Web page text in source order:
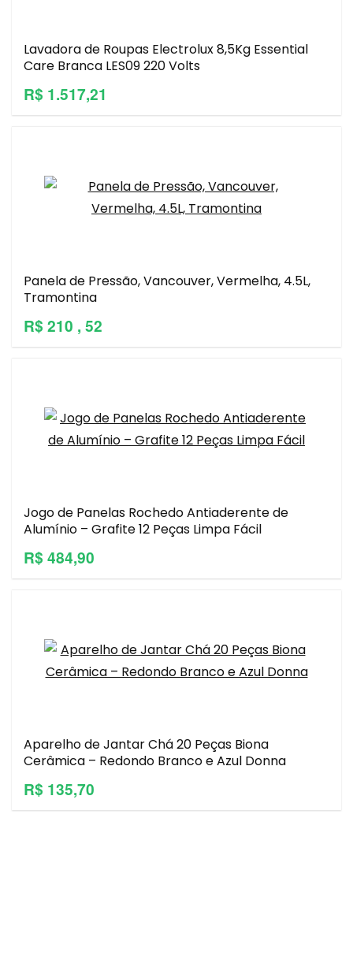
Lavadora de Roupas Electrolux 8,5Kg Essential
Care Branca LES09 220 Volts
R$ 1.517,21
Panela de Pressão, Vancouver, Vermelha, 4.5L,
Tramontina
R$ 210 , 52
Jogo de Panelas Rochedo Antiaderente de
Alumínio – Grafite 12 Peças Limpa Fácil
R$ 484,90
Aparelho de Jantar Chá 20 Peças Biona
Cerâmica – Redondo Branco e Azul Donna
R$ 135,70